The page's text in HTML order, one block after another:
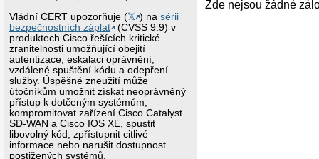
Vládní CERT upozorňuje (𝕏 ) nasérii
bezpečnostních záplat
(CVSS 9.9) v
produktech Cisco řešících kritické
zranitelnosti umožňující obejití
autentizace, eskalaci oprávnění,
vzdálené spuštění kódu a odepření
služby. Úspěšné zneužití může
útočníkům umožnit získat neoprávněný
přístup k dotčeným systémům,
kompromitovat zařízení Cisco Catalyst
SD-WAN a Cisco IOS XE, spustit
libovolný kód, zpřístupnit citlivé
informace nebo narušit dostupnost
postižených systémů.
Zde nejsou žádné